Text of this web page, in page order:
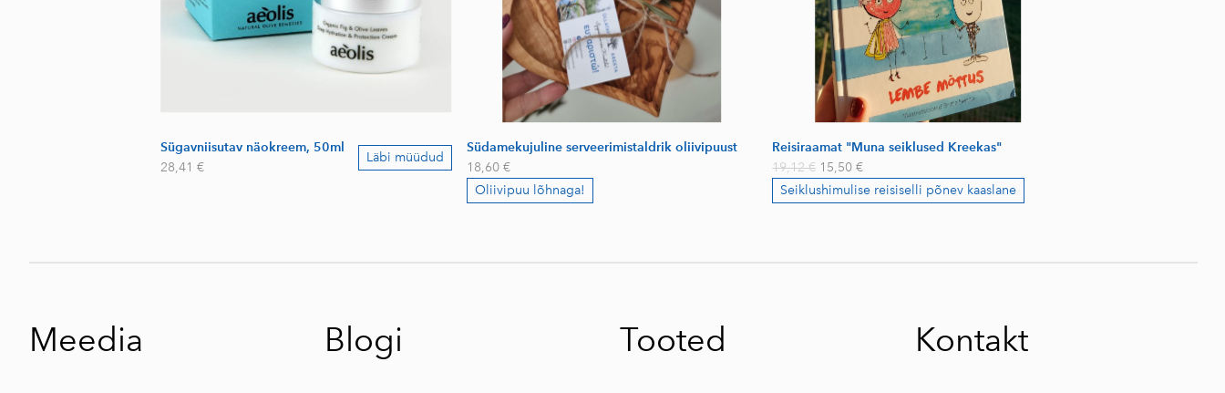
Sügavniisutav näokreem, 50ml
28,41 €
Läbi müüdud
Südamekujuline serveerimistaldrik oliivipuust
18,60 €
Oliivipuu lõhnaga!
Reisiraamat "Muna seiklused Kreekas"
19,12 € 15,50 €
Seiklushimulise reisiselli põnev kaaslane
Meedia Blogi Tooted Kontakt